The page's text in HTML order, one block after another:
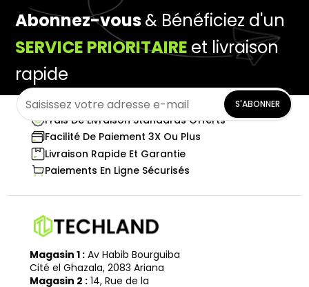
Abonnez-vous& Bénéficiez d'un
SERVICE PRIORITAIRE et livraison
rapide
S'ABONNER
Frais De Livraison Standards Offerts
Facilité De Paiement 3X Ou Plus
Livraison Rapide Et Garantie
Paiements En Ligne Sécurisés
Magasin 1 : Av Habib Bourguiba
Cité el Ghazala, 2083 Ariana
Magasin 2 : 14, Rue de la